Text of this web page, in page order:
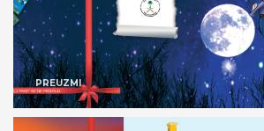
PREUZMI